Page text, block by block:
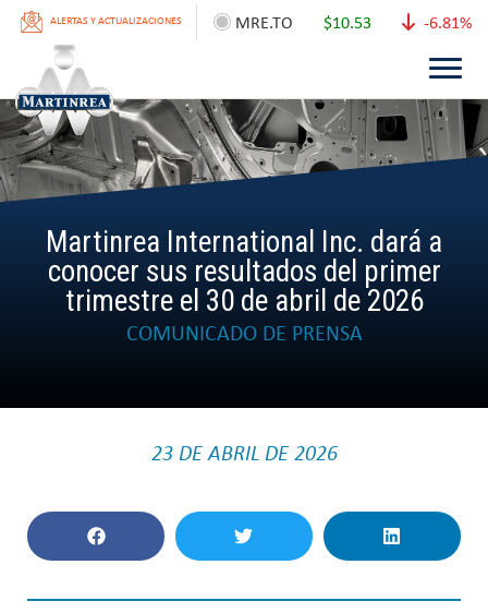
MRE.TO $10.53 -6.81%
ALERTAS Y ACTUALIZACIONES
Martinrea International Inc. dará a
conocer sus resultados del primer
trimestre el 30 de abril de 2026
COMUNICADO DE PRENSA
23 DE ABRIL DE 2026